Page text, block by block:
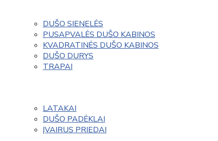
DUŠO SIENELĖS
PUSAPVALĖS DUŠO KABINOS
KVADRATINĖS DUŠO KABINOS
DUŠO DURYS
TRAPAI
LATAKAI
DUŠO PADĖKLAI
ĮVAIRUS PRIEDAI